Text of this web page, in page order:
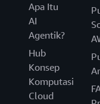
Apa Itu
AI
Agentik?
Hub
Konsep
Komputasi
Cloud